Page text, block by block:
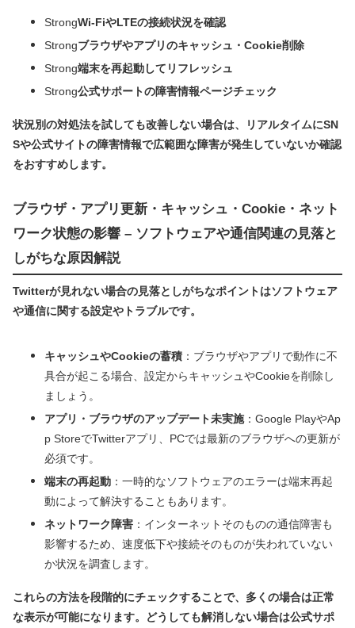
StrongWi-FiやLTEの接続状況を確認
Strongブラウザやアプリのキャッシュ・Cookie削除
Strong端末を再起動してリフレッシュ
Strong公式サポートの障害情報ページチェック
状況別の対処法を試しても改善しない場合は、リアルタイムにSN
Sや公式サイトの障害情報で広範囲な障害が発生していないか確認
をおすすめします。
ブラウザ・アプリ更新・キャッシュ・Cookie・ネット
ワーク状態の影響 – ソフトウェアや通信関連の見落と
しがちな原因解説
Twitterが見れない場合の見落としがちなポイントはソフトウェア
や通信に関する設定やトラブルです。
キャッシュやCookieの蓄積 ：ブラウザやアプリで動作に不
具合が起こる場合、設定からキャッシュやCookieを削除し
ましょう。
アプリ・ブラウザのアップデート未実施：Google PlayやAp
p StoreでTwitterアプリ、PCでは最新のブラウザへの更新が
必須です。
端末の再起動 ：一時的なソフトウェアのエラーは端末再起
動によって解決することもあります。
ネットワーク障害 ：インターネットそのものの通信障害も
影響するため、速度低下や接続そのものが失われていない
か状況を調査します。
これらの方法を段階的にチェックすることで、多くの場合は正常
な表示が可能になります。どうしても解消しない場合は公式サポ